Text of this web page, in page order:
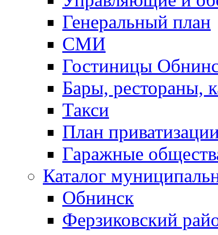
Генеральный план
СМИ
Гостиницы
Бары, рестораны,
Такси
План
Гаражные
Каталог
Обнинск
Ферзиковский